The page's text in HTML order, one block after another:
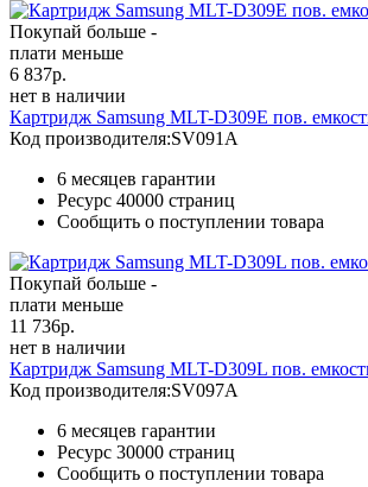
Покупай больше -
плати меньше
6 837р.
нет в наличии
Картридж Samsung MLT-D309E пов.
Код производителя:SV091A
6 месяцев гарантии
Ресурс 40000 страниц
Сообщить о поступлении товара
Покупай больше -
плати меньше
11 736р.
нет в наличии
Картридж Samsung MLT-D309L пов.
Код производителя:SV097A
6 месяцев гарантии
Ресурс 30000 страниц
Сообщить о поступлении товара